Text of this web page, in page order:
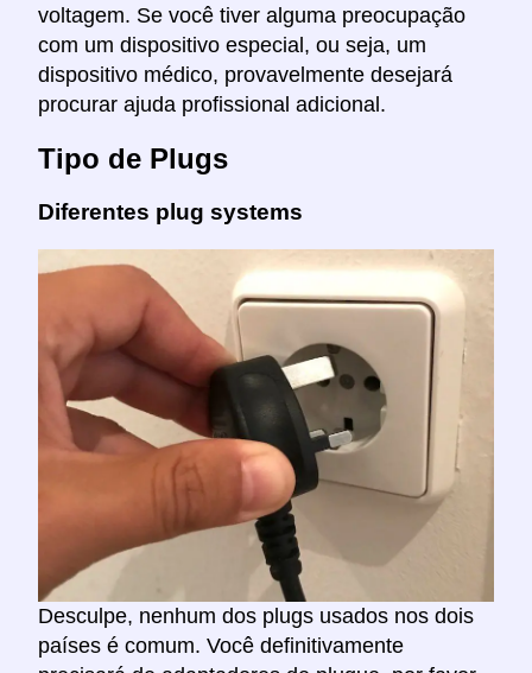
voltagem. Se você tiver alguma preocupação
com um dispositivo especial, ou seja, um
dispositivo médico, provavelmente desejará
procurar ajuda profissional adicional.
Tipo de Plugs
Diferentes plug systems
Desculpe, nenhum dos plugs usados nos dois
países é comum. Você definitivamente